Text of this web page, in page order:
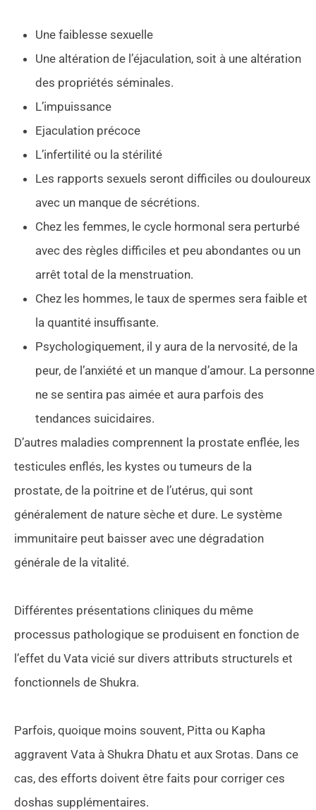
Une faiblesse sexuelle
Une altération de l’éjaculation, soit à une altération
des propriétés séminales.
L’impuissance
Ejaculation précoce
L’infertilité ou la stérilité
Les rapports sexuels seront difficiles ou douloureux
avec un manque de sécrétions.
Chez les femmes, le cycle hormonal sera perturbé
avec des règles difficiles et peu abondantes ou un
arrêt total de la menstruation.
Chez les hommes, le taux de spermes sera faible et
la quantité insuffisante.
Psychologiquement, il y aura de la nervosité, de la
peur, de l’anxiété et un manque d’amour. La personne
ne se sentira pas aimée et aura parfois des
tendances suicidaires.
D’autres maladies comprennent la prostate enflée, les
testicules enflés, les kystes ou tumeurs de la
prostate, de la poitrine et de l’utérus, qui sont
généralement de nature sèche et dure. Le système
immunitaire peut baisser avec une dégradation
générale de la vitalité.
Différentes présentations cliniques du même
processus pathologique se produisent en fonction de
l’effet du Vata vicié sur divers attributs structurels et
fonctionnels de Shukra.
Parfois, quoique moins souvent, Pitta ou Kapha
aggravent Vata à Shukra Dhatu et aux Srotas. Dans ce
cas, des efforts doivent être faits pour corriger ces
doshas supplémentaires.